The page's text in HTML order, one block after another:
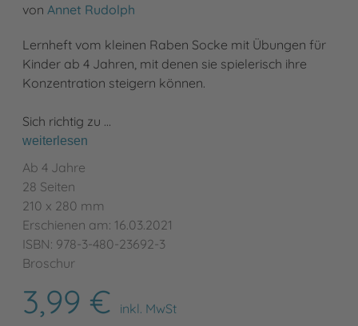
von Annet Rudolph
Lernheft vom kleinen Raben Socke mit Übungen für
Kinder ab 4 Jahren, mit denen sie spielerisch ihre
Konzentration steigern können.
Sich richtig zu …
weiterlesen
Ab 4 Jahre
28 Seiten
210 x 280 mm
Erschienen am: 16.03.2021
ISBN: 978-3-480-23692-3
Broschur
3,99 €
inkl. MwSt